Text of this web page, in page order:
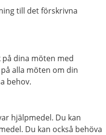
till det förskrivna
dina möten med
alla möten om din
behov.
hjälpmedel. Du kan
Du kan också behöva